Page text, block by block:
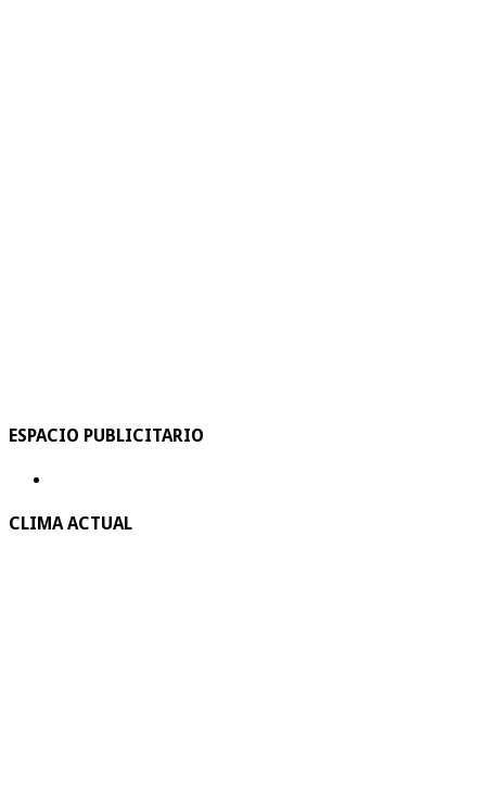
ESPACIO PUBLICITARIO
CLIMA ACTUAL